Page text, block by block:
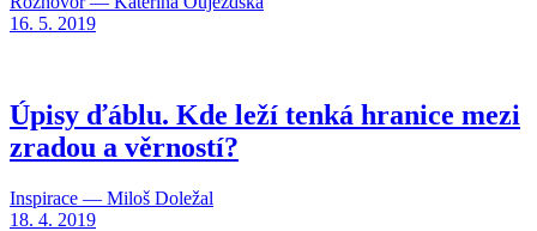
16. 5. 2019
Úpisy ďáblu. Kde leží tenká hranice mezi
zradou a věrností?
Inspirace — Miloš Doležal
18. 4. 2019